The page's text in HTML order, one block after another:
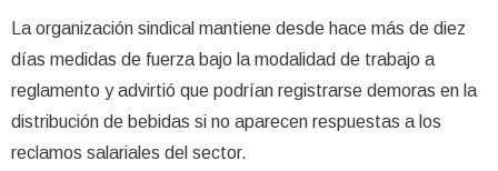
La organización sindical mantiene desde hace más de diez
días medidas de fuerza bajo la modalidad de trabajo a
reglamento y advirtió que podrían registrarse demoras en la
distribución de bebidas si no aparecen respuestas a los
reclamos salariales del sector.